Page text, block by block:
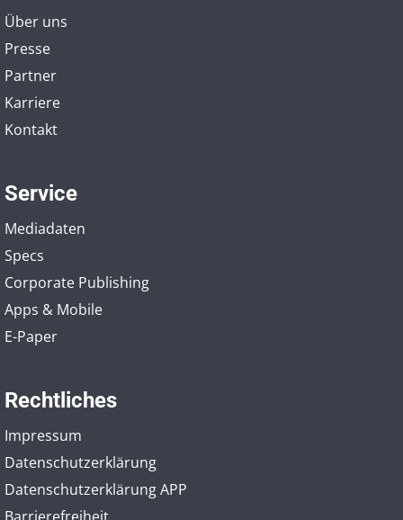
Über uns
Presse
Partner
Karriere
Kontakt
Service
Mediadaten
Specs
Corporate Publishing
Apps & Mobile
E-Paper
Rechtliches
Impressum
Datenschutzerklärung
Datenschutzerklärung APP